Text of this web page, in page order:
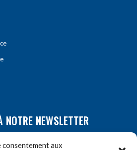
consentement aux
NOTRE NEWSLETTER